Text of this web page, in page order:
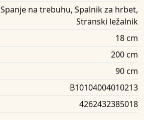
Spanje na trebuhu, Spalnik za hrbet,
Stranski ležalnik
18 cm
200 cm
90 cm
B10104004010213
4262432385018